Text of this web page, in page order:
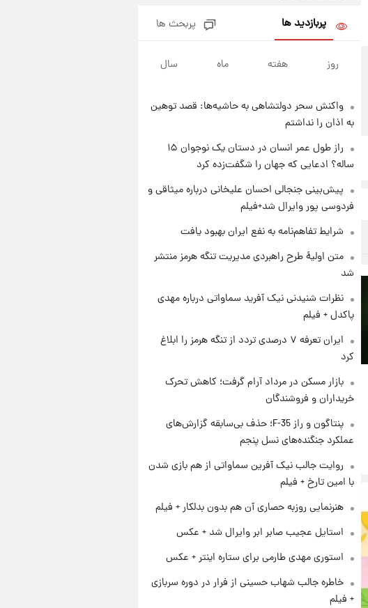
سیگنال‌های جدید برای بازار طلا؛
پیش‌بینی قیمت سکه و طلا فردا
۱ روز پیش
ماه ۱۴۰۵
۱ روز پیش
مرداد ۱۴۰۵
پربازدید ها پربحث ها
روز هفته ماه سال
واکنش سحر دولتشاهی به حاشیه‌ها: قصد توهین
به اذان را نداشتم
راز طول عمر انسان در دستان یک نوجوان ۱۵
ساله؟ ادعایی که جهان را شگفت‌زده کرد
پیش‌بینی جنجالی احسان علیخانی درباره میثاقی و
فردوسی پور وایرال شد+فیلم
شرایط تفاهم‌نامه به نفع ایران بهبود یافت
متن اولیۀ طرح راهبردی مدیریت تنگه هرمز منتشر
شد
نظرات شنیدنی نیک آفرید سماواتی درباره مهدی
پاکدل + فیلم
ایران تعرفه ۷ درصدی تردد از تنگه هرمز را ابلاغ
کرد
بازار مسکن در مرداد آرام گرفت؛ کاهش تحرک
خریداران و فروشندگان
پنتاگون و راز F-35؛ حذف بی‌سابقه گزارش‌های
عملکرد جنگنده‌های نسل پنجم
روایت جالب نیک آفرین سماواتی از هم بازی شدن
با امین تارخ + فیلم
هنرنمایی روزبه حصاری آن هم بدون بدلکار + فیلم
استایل عجیب صابر ابر وایرال شد + عکس
استوری مهدی طارمی برای ستاره اینتر + عکس
خاطره جالب شهاب حسینی از فرار در دوره سربازی
+ فیلم